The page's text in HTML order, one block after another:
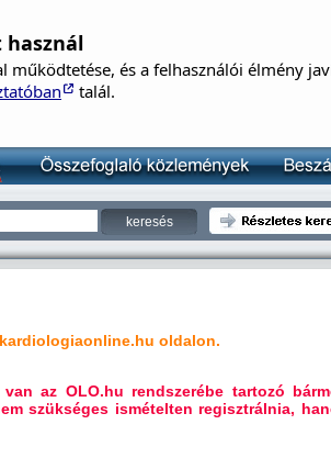
oldalon.
az OLO.hu rendszerébe tartozó
szükséges ismételten regisztrálnia,
használ
és a felhasználói élmény
talál.